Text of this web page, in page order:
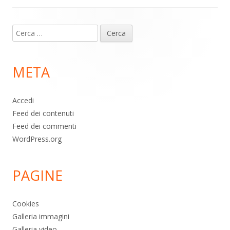
piè
pagina
Ricerca
per:
META
Accedi
Feed dei contenuti
Feed dei commenti
WordPress.org
PAGINE
Cookies
Galleria immagini